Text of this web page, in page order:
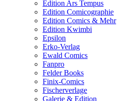
Edition Ars Tempus
Edition Comicographie
Edition Comics & Mehr
Edition Kwimbi
Epsilon
Erko-Verlag
Ewald Comics
Fanpro
Felder Books
Finix-Comics
Fischerverlage
Galerie & Edition